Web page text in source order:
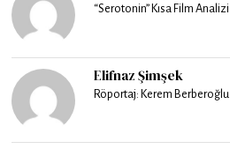
“Serotonin” Kısa Film Analizi
Elifnaz Şimşek
Röportaj: Kerem Berberoğlu